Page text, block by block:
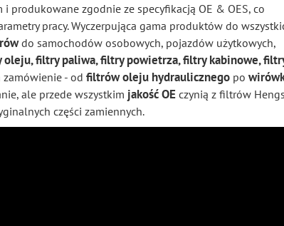
produkowane zgodnie ze specyfikacją OE & OES, co
pracy. Wyczerpująca gama produktów do
do samochodów osobowych, pojazdów użytkowych,
oleju, filtry paliwa, filtry powietrza, filtry kabinowe,
- od filtrów oleju hydraulicznego po
ale przede wszystkim jakość OE czynią z filtrów
części zamiennych.